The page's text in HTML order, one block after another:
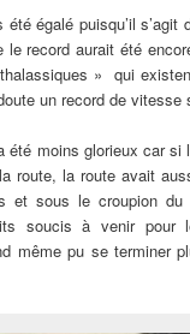
égalé puisqu’il s’agit
record aurait été
» qui
un record de vitesse
été moins glorieux car si
route, la route avait
et sous le croupion du
soucis à venir pour
même pu se terminer